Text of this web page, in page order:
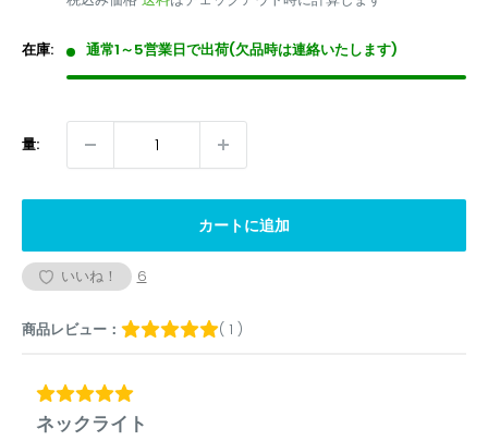
格
在庫: 通常1～5営業日で出荷(欠品時は連絡いたします)
量:
カートに追加
いいね！ 6
商品レビュー： ( 1 )
ネックライト